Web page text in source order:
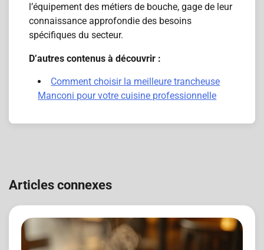
l’équipement des métiers de bouche, gage de leur
connaissance approfondie des besoins
spécifiques du secteur.
D’autres contenus à découvrir :
Comment choisir la meilleure trancheuse
Manconi pour votre cuisine professionnelle
de
Articles connexes